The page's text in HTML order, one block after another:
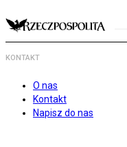
KONTAKT
O nas
Kontakt
Napisz do nas